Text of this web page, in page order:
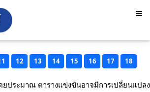
12 13 14 15 16 17 18
ยประมาณ ตารางแข่งขันอาจมีการเปลี่ยนแปลง